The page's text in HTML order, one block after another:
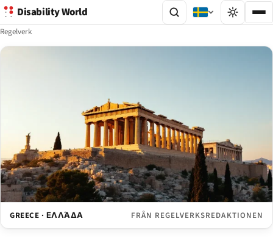
Disability World
Regelverk
GREECE · ΕΛΛΆΔΑ FRÅN REGELVERKSREDAKTIONEN